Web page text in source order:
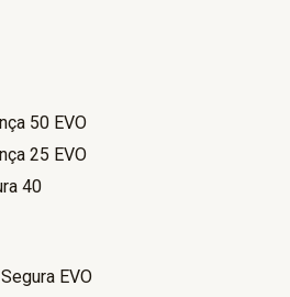
50 EVO
25 EVO
40
EVO